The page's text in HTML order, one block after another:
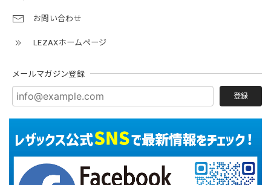
お問い合わせ
LEZAXホームページ
メールマガジン登録
登録